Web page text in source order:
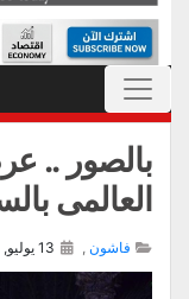
بالصور ..
العالمى
فاشون ,